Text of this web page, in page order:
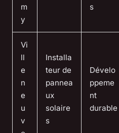
m
y
s
Vi
ll
e
n
e
u
v
Installa
teur de
pannea
ux
solaire
s
Dévelo
ppeme
nt
durable